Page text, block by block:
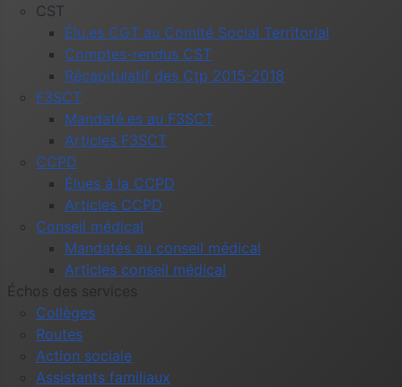
CST
Élu.es CGT au Comité Social Territorial
Comptes-rendus CST
Récapitulatif des Ctp 2015-2018
F3SCT
Mandaté.es au F3SCT
Articles F3SCT
CCPD
Élues à la CCPD
Articles CCPD
Conseil médical
Mandatés au conseil médical
Articles conseil médical
Échos des services
Collèges
Routes
Action sociale
Assistants familiaux